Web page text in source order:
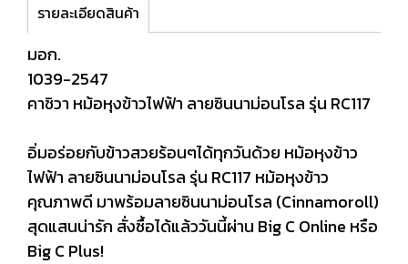
รายละเอียดสินค้า
มอก.
1039-2547
คาชิวา หม้อหุงข้าวไฟฟ้า ลายซินนาม่อนโรล รุ่น RC117
อิ่มอร่อยกับข้าวสวยร้อนๆได้ทุกวันด้วย หม้อหุงข้าว
ไฟฟ้า ลายซินนาม่อนโรล รุ่น RC117 หม้อหุงข้าว
คุณภาพดี มาพร้อมลายซินนาม่อนโรล (Cinnamoroll)
สุดแสนน่ารัก สั่งซื้อได้แล้ววันนี้ผ่าน Big C Online หรือ
Big C Plus!